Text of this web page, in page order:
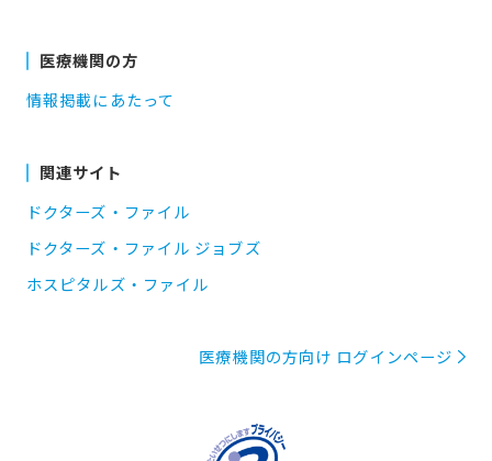
医療機関の方
情報掲載にあたって
関連サイト
ドクターズ・ファイル
ドクターズ・ファイル ジョブズ
ホスピタルズ・ファイル
医療機関の方向け ログインページ